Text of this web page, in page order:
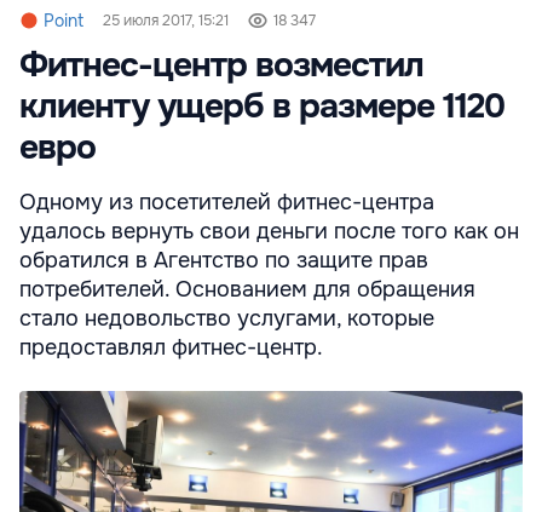
Point 25 июля 2017, 15:21 18 347
Фитнес-центр возместил
клиенту ущерб в размере 1120
евро
Одному из посетителей фитнес-центра
удалось вернуть свои деньги после того как он
обратился в Агентство по защите прав
потребителей. Основанием для обращения
стало недовольство услугами, которые
предоставлял фитнес-центр.